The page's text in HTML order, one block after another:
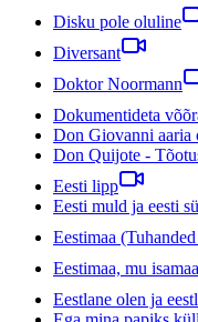
Disku pole oluline
Diversant
Doktor Noormann
Dokumentideta
Don Giovanni
Don Quijote -
Eesti lipp
Eesti muld ja eesti
Eestimaa
Eestimaa, mu isamaa
Eestlane olen ja